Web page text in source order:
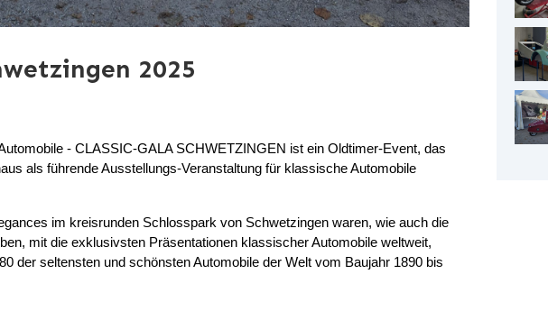
2025
- CLASSIC-GALA SCHWETZINGEN ist ein Oldtimer-Event, das
als führende Ausstellungs-Veranstaltung für klassische Automobile
im kreisrunden Schlosspark von Schwetzingen waren, wie auch die
mit die exklusivsten Präsentationen klassischer Automobile weltweit,
der seltensten und schönsten Automobile der Welt vom Baujahr 1890 bis